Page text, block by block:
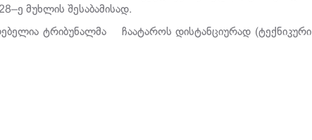
მუხლის შესაბამისად.
ტრიბუნალმა ჩაატაროს დისტანციურად (ტექნიკური